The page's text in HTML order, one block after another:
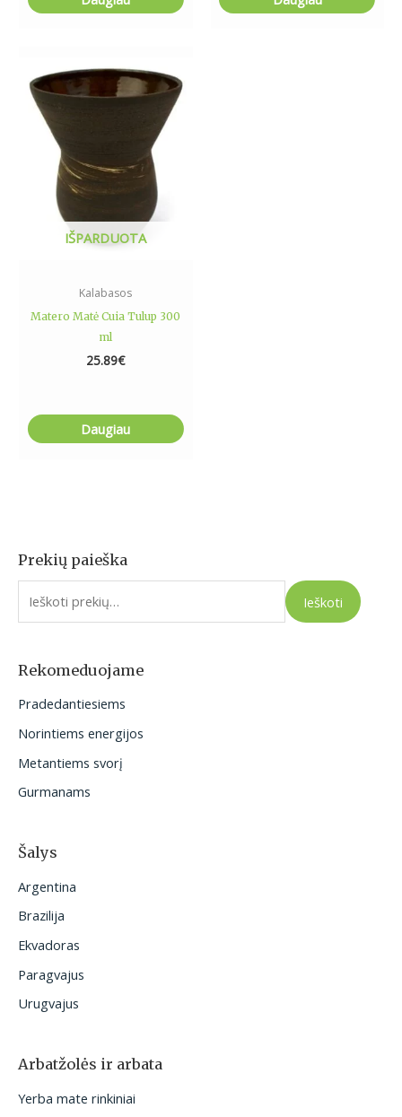
Prekių paieška
I
e
o
:
Ieškoti
Rekomeduojame
Pradedantiesiems
Norintiems energijos
Metantiems svorį
Gurmanams
Šalys
Argentina
Brazilija
Ekvadoras
Paragvajus
Urugvajus
Arbatžolės ir arbata
Yerba mate rinkiniai
IŠPARDUOTA
Kalabasos
Matero Matė Cuia Tulup 300
ml
25.89€
Daugiau